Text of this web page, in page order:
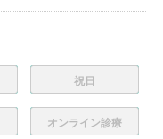
祝日
オンライン診療